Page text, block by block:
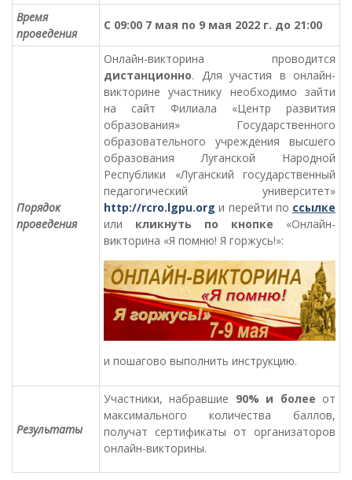
Время
проведения
С 09:00 7 мая по 9 мая 2022 г. до 21:00
Порядок
проведения
Онлайн-викторина проводится
дистанционно. Для участия в онлайн-
викторине участнику необходимо зайти
на сайт Филиала «Центр развития
образования» Государственного
образовательного учреждения высшего
образования Луганской Народной
Республики «Луганский государственный
педагогический университет»
http://rcro.lgpu.org и перейти по ссылке
или кликнуть по кнопке «Онлайн-
викторина «Я помню! Я горжусь!»:
и пошагово выполнить инструкцию.
Результаты
Участники, набравшие 90% и более от
максимального количества баллов,
получат сертификаты от организаторов
онлайн-викторины.